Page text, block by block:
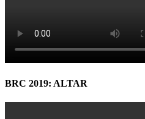
BRC 2019: ALTAR